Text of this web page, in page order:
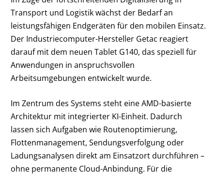
Transport und Logistik wächst der Bedarf an
leistungsfähigen Endgeräten für den mobilen Einsatz.
Der Industriecomputer-Hersteller Getac reagiert
darauf mit dem neuen Tablet G140, das speziell für
Anwendungen in anspruchsvollen
Arbeitsumgebungen entwickelt wurde.
Im Zentrum des Systems steht eine AMD-basierte
Architektur mit integrierter KI-Einheit. Dadurch
lassen sich Aufgaben wie Routenoptimierung,
Flottenmanagement, Sendungsverfolgung oder
Ladungsanalysen direkt am Einsatzort durchführen –
ohne permanente Cloud-Anbindung. Für die